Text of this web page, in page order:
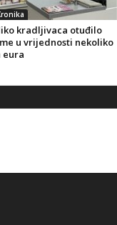
kradljivaca otuđilo
u vrijednosti nekoliko
eura